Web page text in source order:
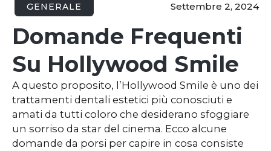
GENERALE Settembre 2, 2024
Domande Frequenti
Su Hollywood Smile
A questo proposito, l’Hollywood Smile è uno dei
trattamenti dentali estetici più conosciuti e
amati da tutti coloro che desiderano sfoggiare
un sorriso da star del cinema. Ecco alcune
domande da porsi per capire in cosa consiste